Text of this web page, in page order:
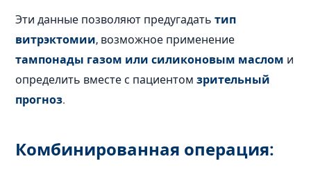
Эти данные позволяют предугадатьтип
витрэктомии, возможное применение
тампонады газом или силиконовым маслом и
определить вместе с пациентомзрительный
прогноз.
Комбинированная операция: